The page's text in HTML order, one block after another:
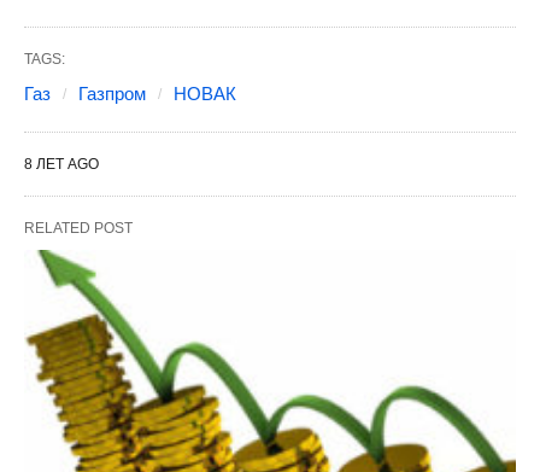
TAGS:
Газ Газпром НОВАК
8 ЛЕТ AGO
RELATED POST